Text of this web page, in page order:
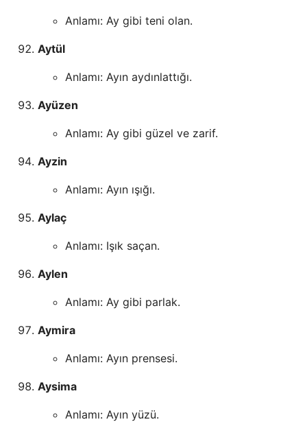
Anlamı: Ay gibi teni olan.
Aytül
Anlamı: Ayın aydınlattığı.
Ayüzen
Anlamı: Ay gibi güzel ve zarif.
Ayzin
Anlamı: Ayın ışığı.
Aylaç
Anlamı: Işık saçan.
Aylen
Anlamı: Ay gibi parlak.
Aymira
Anlamı: Ayın prensesi.
Aysima
Anlamı: Ayın yüzü.